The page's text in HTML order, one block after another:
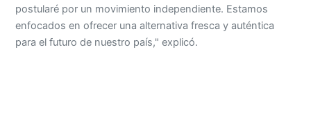
postularé por un movimiento independiente. Estamos
enfocados en ofrecer una alternativa fresca y auténtica
para el futuro de nuestro país," explicó.